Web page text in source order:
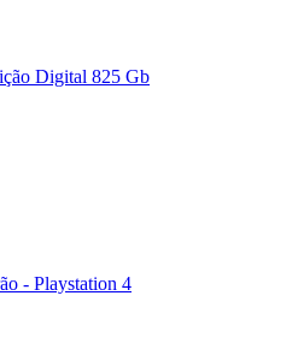
Digital 825 Gb
- Playstation 4